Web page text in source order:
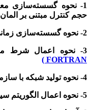
1- نحوه گسسته‌سازی معادلات
حجم کنترل مبتنی بر المان
2- نحوه گسسته‌سازی زمانی معادلات به روش کاملا ضمنی
3- نحوه اعمال شرط مرزی پریودیک در
FORTRAN )
4- نحوه تولید شبکه با سازمان غیریکنواخت
5- نحوه اعمال الگوریتم سیمپل به همراه تقریب ری و چو